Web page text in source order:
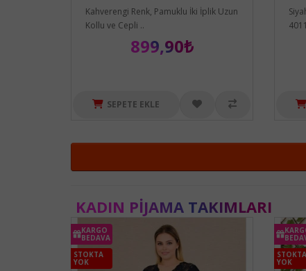
Kahverengi Renk, Pamuklu İki İplik Uzun
Kollu ve Cepli ..
899,90₺
SEPETE EKLE
KADIN PIJAMA TAKIMLARI
KARGO
BEDAVA
STOKTA
YOK
STOKTA
YOK